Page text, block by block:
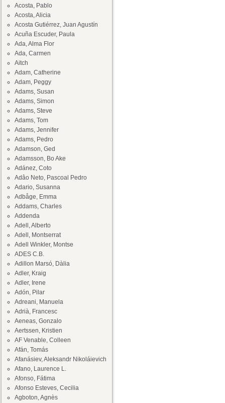
Acosta, Pablo
Acosta, Alicia
Acosta Gutiérrez, Juan Agustín
Acuña Escuder, Paula
Ada, Alma Flor
Ada, Carmen
Aitch
Adam, Catherine
Adam, Peggy
Adams, Susan
Adams, Simon
Adams, Steve
Adams, Tom
Adams, Jennifer
Adams, Pedro
Adamson, Ged
Adamsson, Bo Ake
Adánez, Coto
Adâo Neto, Pascoal Pedro
Adario, Susanna
Adbåge, Emma
Addams, Charles
Addenda
Adell, Alberto
Adell, Montserrat
Adell Winkler, Montse
ADES C.B.
Adillon Marsó, Dàlia
Adler, Kraig
Adler, Irene
Adón, Pilar
Adreani, Manuela
Adrià, Francesc
Aeneas, Gonzalo
Aertssen, Kristien
AF Venable, Colleen
Afán, Tomás
Afanásiev, Aleksandr Nikoláievich
Afano, Laurence L.
Afonso, Fátima
Afonso Esteves, Cecilia
Agboton, Agnès